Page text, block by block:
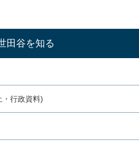
田谷を知る
行政資料)